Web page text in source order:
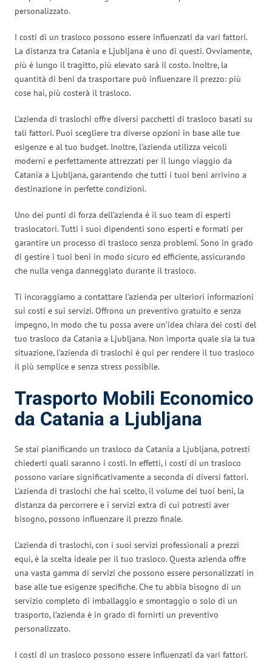
personalizzato.
I costi di un trasloco possono essere influenzati da vari fattori.
La distanza tra Catania e Ljubljana è uno di questi. Ovviamente,
più è lungo il tragitto, più elevato sarà il costo. Inoltre, la
quantità di beni da trasportare può influenzare il prezzo: più
cose hai, più costerà il trasloco.
L’azienda di traslochi offre diversi pacchetti di trasloco basati su
tali fattori. Puoi scegliere tra diverse opzioni in base alle tue
esigenze e al tuo budget. Inoltre, l’azienda utilizza veicoli
moderni e perfettamente attrezzati per il lungo viaggio da
Catania a Ljubljana, garantendo che tutti i tuoi beni arrivino a
destinazione in perfette condizioni.
Uno dei punti di forza dell’azienda è il suo team di esperti
traslocatori. Tutti i suoi dipendenti sono esperti e formati per
garantire un processo di trasloco senza problemi. Sono in grado
di gestire i tuoi beni in modo sicuro ed efficiente, assicurando
che nulla venga danneggiato durante il trasloco.
Ti incoraggiamo a contattare l’azienda per ulteriori informazioni
sui costi e sui servizi. Offrono un preventivo gratuito e senza
impegno, in modo che tu possa avere un’idea chiara dei costi del
tuo trasloco da Catania a Ljubljana. Non importa quale sia la tua
situazione, l’azienda di traslochi è qui per rendere il tuo trasloco
il più semplice e senza stress possibile.
Trasporto Mobili Economico
da Catania a Ljubljana
Se stai pianificando un trasloco da Catania a Ljubljana, potresti
chiederti quali saranno i costi. In effetti, i costi di un trasloco
possono variare significativamente a seconda di diversi fattori.
L’azienda di traslochi che hai scelto, il volume dei tuoi beni, la
distanza da percorrere e i servizi extra di cui potresti aver
bisogno, possono influenzare il prezzo finale.
L’azienda di traslochi, con i suoi servizi professionali a prezzi
equi, è la scelta ideale per il tuo trasloco. Questa azienda offre
una vasta gamma di servizi che possono essere personalizzati in
base alle tue esigenze specifiche. Che tu abbia bisogno di un
servizio completo di imballaggio e smontaggio o solo di un
trasporto, l’azienda è in grado di fornirti un preventivo
personalizzato.
I costi di un trasloco possono essere influenzati da vari fattori.